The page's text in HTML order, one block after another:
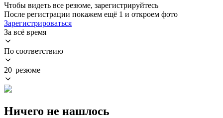
Чтобы видеть все резюме, зарегистрируйтесь
После регистрации покажем ещё 1 и откроем фото
Зарегистрироваться
За всё время
По соответствию
20 резюме
Ничего не нашлось